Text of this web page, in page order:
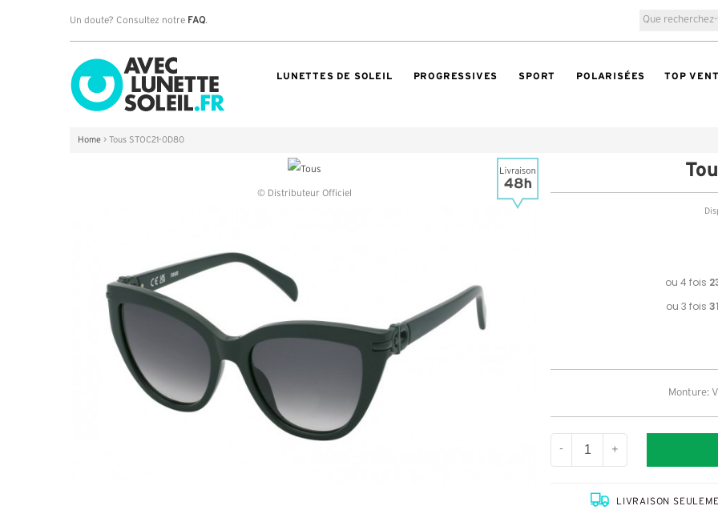
Un doute? Consultez notre FAQ.
LUNETTES DE SOLEIL PROGRESSIVES SPORT POLARISÉES TOP
Home > Tous STOC21-0D80
© Distributeur Officiel
Monture:
- +
LIVRAISON